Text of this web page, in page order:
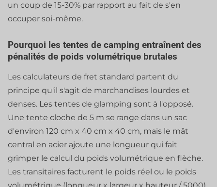
un coup de 15-30% par rapport au fait de s'en
occuper soi-même.
Pourquoi les tentes de camping entraînent des
pénalités de poids volumétrique brutales
Les calculateurs de fret standard partent du
principe qu'il s'agit de marchandises lourdes et
denses. Les tentes de glamping sont à l'opposé.
Une tente cloche de 5 m se range dans un sac
d'environ 120 cm x 40 cm x 40 cm, mais le mât
central en acier ajoute une longueur qui fait
grimper le calcul du poids volumétrique en flèche.
Les transitaires facturent le poids réel ou le poids